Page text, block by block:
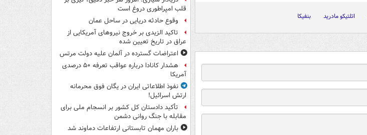
اتلتیکو مادرید بنفیکا
قلب امپراطوری دروغ است
وقوع حادثه دریایی در ساحل عمان
تاکید الزیدی بر خروج نیروهای آمریکایی از
عراق در تاریخ تعیین شده
اعتراضات گسترده در آلمان علیه دولت مرتس
هشدار کانادا درباره عواقب تعرفه ۵۰ درصدی
آمریکا
نفوذ اطلاعاتی ایران در یگان فوق محرمانه
ارتش اسرائیل!
تأکید دادستان کل کشور بر انسجام ملی برای
مقابله با جنگ روانی دشمن
باران مهمان تابستانی ارتفاعات دماوند شد